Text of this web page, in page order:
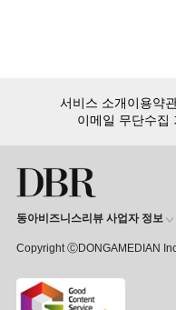
15,000여 건의 DBR 콘텐츠를
서비스 소개이용약
이메일 무단수집
동아비즈니스리뷰 사업자 정보
Copyright ⒸDONGAMEDIAN